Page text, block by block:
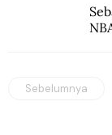
Sebelumnya